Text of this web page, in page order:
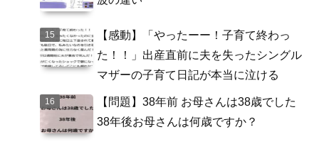
【感動】「やったーー！子育て終わっ
た！！」出産直前に夫を失ったシングル
マザーの子育て日記が本当に泣ける
【問題】38年前 お母さんは38歳でした
38年後お母さんは何歳ですか？